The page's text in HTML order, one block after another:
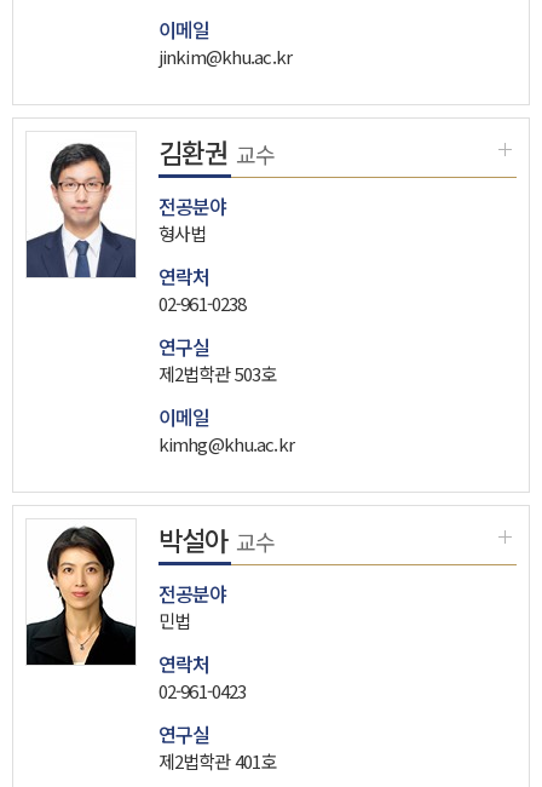
이메일
jinkim@khu.ac.kr
김환권 교수
전공분야
형사법
연락처
02-961-0238
연구실
제2법학관 503호
이메일
kimhg@khu.ac.kr
박설아 교수
전공분야
민법
연락처
02-961-0423
연구실
제2법학관 401호